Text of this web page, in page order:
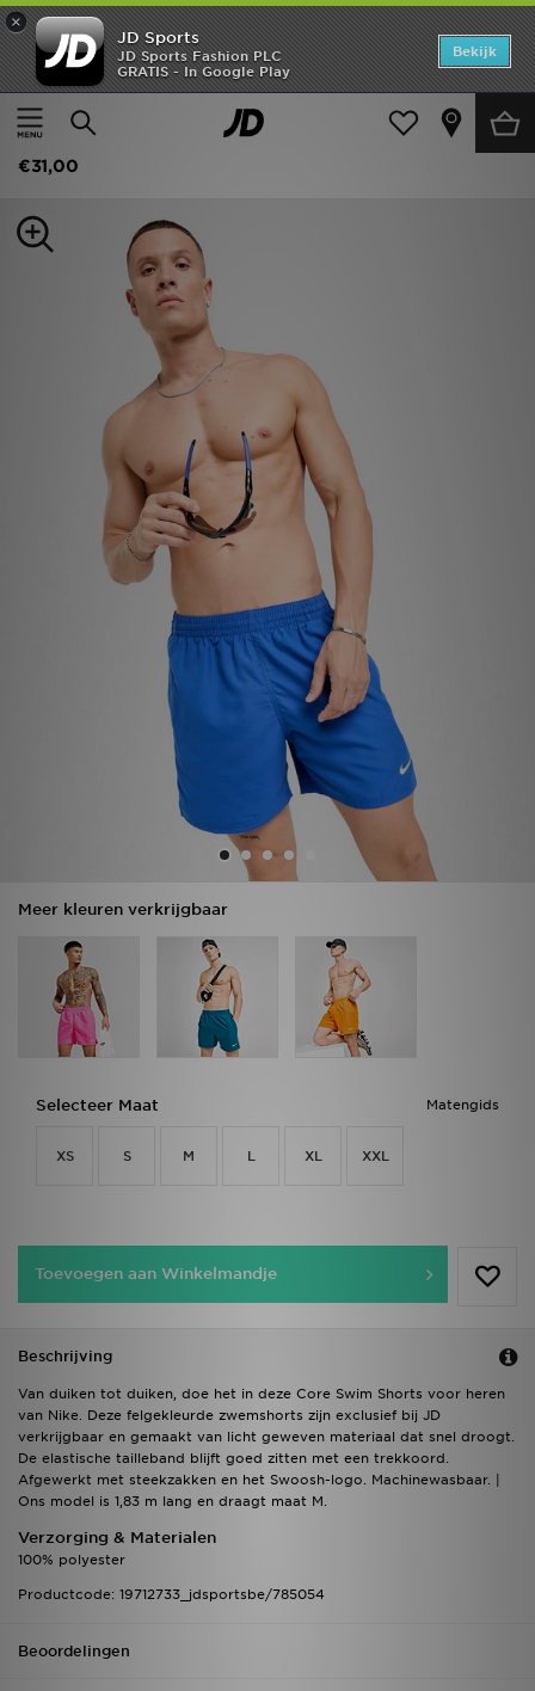
×
JD Sports
JD Sports Fashion PLC
GRATIS - In Google Play
Bekijk
Thuis
Heren Herenkleding Zwemkleding
Nike Core Swim Shorts
€31,00
Meer kleuren verkrijgbaar
Matengids
Selecteer Maat
XS S M L XL XXL
Toevoegen aan Winkelmandje
Beschrijving
Van duiken tot duiken, doe het in deze Core Swim Shorts voor heren
van Nike. Deze felgekleurde zwemshorts zijn exclusief bij JD
verkrijgbaar en gemaakt van licht geweven materiaal dat snel droogt.
De elastische tailleband blijft goed zitten met een trekkoord.
Afgewerkt met steekzakken en het Swoosh-logo. Machinewasbaar. |
Ons model is 1,83 m lang en draagt maat M.
Verzorging & Materialen
100% polyester
Productcode: 19712733_jdsportsbe/785054
Beoordelingen
Home
Offers
Dames
Vind een winkel
Bestelling traceren